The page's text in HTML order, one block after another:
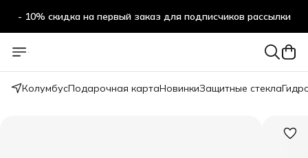
- 10% скидка на первый заказ для подписчиков рассылки
КолумбусПодарочная картаНовинкиЗащитные стекла